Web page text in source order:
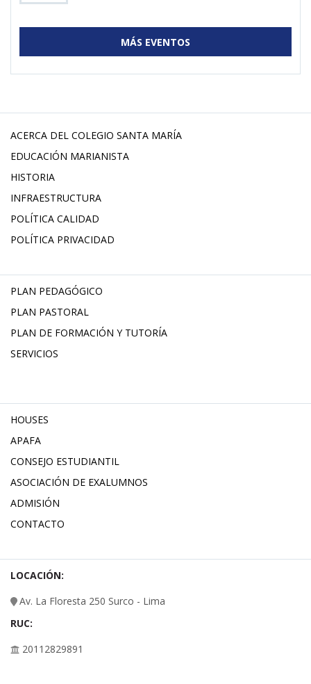
MÁS EVENTOS
ACERCA DEL COLEGIO SANTA MARÍA
EDUCACIÓN MARIANISTA
HISTORIA
INFRAESTRUCTURA
POLÍTICA CALIDAD
POLÍTICA PRIVACIDAD
PLAN PEDAGÓGICO
PLAN PASTORAL
PLAN DE FORMACIÓN Y TUTORÍA
SERVICIOS
HOUSES
APAFA
CONSEJO ESTUDIANTIL
ASOCIACIÓN DE EXALUMNOS
ADMISIÓN
CONTACTO
LOCACIÓN:
Av. La Floresta 250 Surco - Lima
RUC:
20112829891